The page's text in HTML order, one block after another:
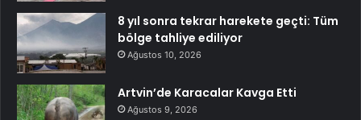
8 yıl sonra tekrar harekete geçti: Tüm
bölge tahliye ediliyor
Ağustos 10, 2026
Artvin’de Karacalar Kavga Etti
Ağustos 9, 2026